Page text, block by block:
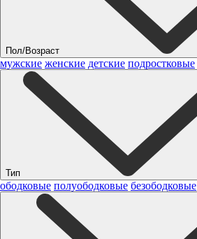
Пол/Возраст
мужские женские детские подростковые
Тип
ободковые полуободковые безободковые